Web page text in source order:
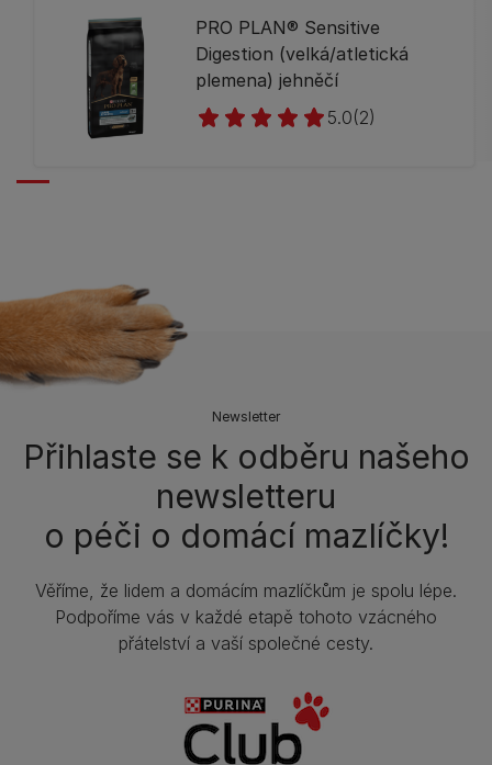
PRO PLAN® Sensitive
Digestion (velká/atletická
plemena) jehněčí
5.0(2)
Newsletter
Přihlaste se k odběru našeho
newsletteru
o péči o domácí mazlíčky!
Věříme, že lidem a domácím mazlíčkům je spolu lépe.
Podpoříme vás v každé etapě tohoto vzácného
přátelství a vaší společné cesty.